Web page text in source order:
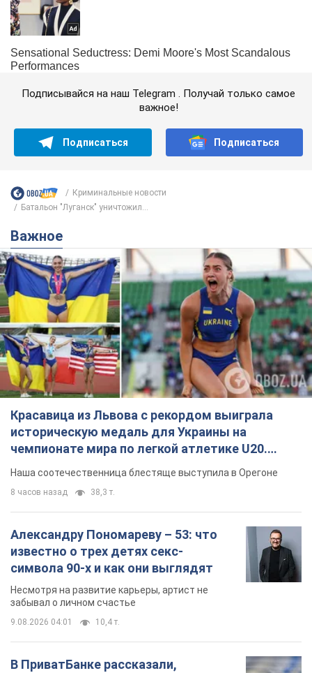
Подписывайся на наш Telegram . Получай только самое
важное!
Подписаться Подписаться
Криминальные новости
Батальон "Луганск" уничтожил...
Важное
Красавица из Львова с рекордом выиграла
историческую медаль для Украины на
чемпионате мира по легкой атлетике U20.
Видео
Наша соотечественница блестяще выступила в Орегоне
8 часов назад 38,3 т.
Александру Пономареву – 53: что
известно о трех детях секс-
символа 90-х и как они выглядят
Несмотря на развитие карьеры, артист не
забывал о личном счастье
9.08.2026 04:01 10,4 т.
В ПриватБанке рассказали,